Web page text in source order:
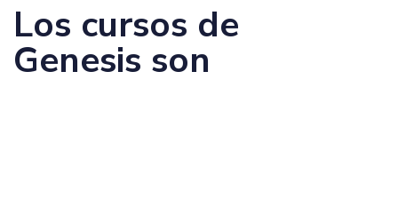
Los cursos de
Genesis son